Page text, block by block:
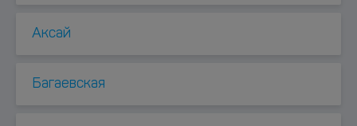
Аксай
Багаевская